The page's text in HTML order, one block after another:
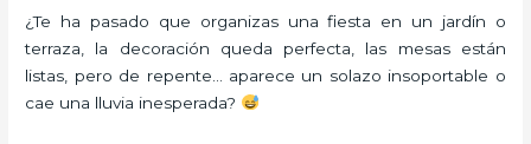
¿Te ha pasado que organizas una fiesta en un jardín o
terraza, la decoración queda perfecta, las mesas están
listas, pero de repente… aparece un solazo insoportable o
cae una lluvia inesperada?